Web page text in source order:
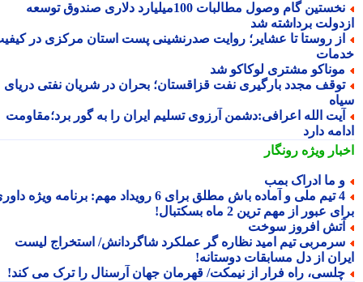
نخستین گام وصول مطالبات 100میلیارد دلاری صندوق توسعه
برداشته شد
روستا تا عشایر؛ روایت صدرنشینی پست استان مرکزی در کیفیت
مشتری لوکاکو شد
مجدد بارگیری نفت قزاقستان؛ بحران در شریان نفتی دریای
الله اعرافی:دشمن آرزوی تسلیم ایران را به گور برد؛مقاومت
دارد
ویژهرونگار
ما ادراک بمب
4 تیم ملی و آماده باش مطلق برای 6 رویداد مهم: برنامه ویژه داوری
عبور از مهم ترین 2 ماه بسکتبال!
افروز سوخت
تیم امید نظاره گر عملکرد شاگردانش/ استخراج لیست
از دل مسابقات دوستانه!
راه فرار از نیمکت/ قهرمان جهان آرسنال را ترک می کند!